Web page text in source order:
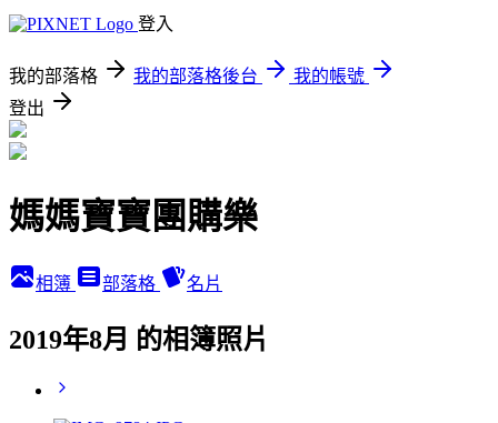
登入
我的部落格 我的部落格後台
我的帳號
登出
媽媽寶寶團購樂
相簿 部落格 名片
2019年8月 的相簿照片